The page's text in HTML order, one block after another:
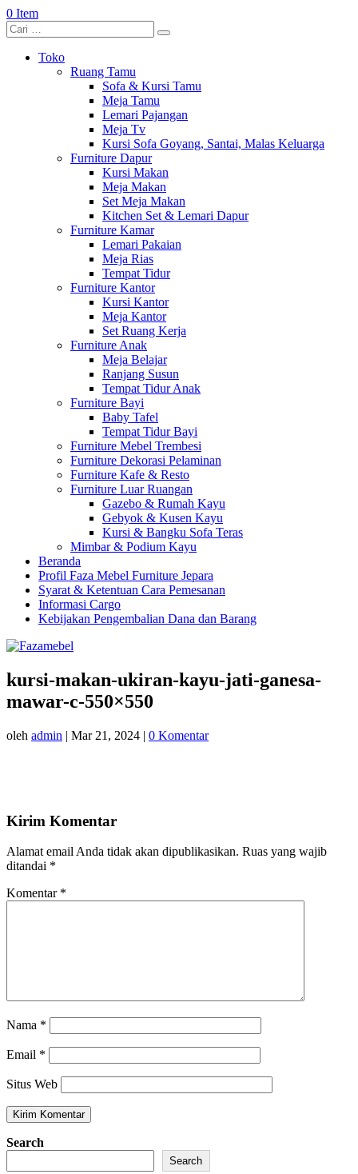
0 Item
Toko
Ruang Tamu
Sofa & Kursi Tamu
Meja Tamu
Lemari Pajangan
Meja Tv
Kursi Sofa Goyang, Santai, Malas Keluarga
Furniture Dapur
Kursi Makan
Meja Makan
Set Meja Makan
Kitchen Set & Lemari Dapur
Furniture Kamar
Lemari Pakaian
Meja Rias
Tempat Tidur
Furniture Kantor
Kursi Kantor
Meja Kantor
Set Ruang Kerja
Furniture Anak
Meja Belajar
Ranjang Susun
Tempat Tidur Anak
Furniture Bayi
Baby Tafel
Tempat Tidur Bayi
Furniture Mebel Trembesi
Furniture Dekorasi Pelaminan
Furniture Kafe & Resto
Furniture Luar Ruangan
Gazebo & Rumah Kayu
Gebyok & Kusen Kayu
Kursi & Bangku Sofa Teras
Mimbar & Podium Kayu
Beranda
Profil Faza Mebel Furniture Jepara
Syarat & Ketentuan Cara Pemesanan
Informasi Cargo
Kebijakan Pengembalian Dana dan Barang
kursi-makan-ukiran-kayu-jati-ganesa-
mawar-c-550×550
oleh admin | Mar 21, 2024 | 0 Komentar
Kirim Komentar
Alamat email Anda tidak akan dipublikasikan. Ruas yang wajib
ditandai *
Komentar *
Nama *
Email *
Situs Web
Search
Search